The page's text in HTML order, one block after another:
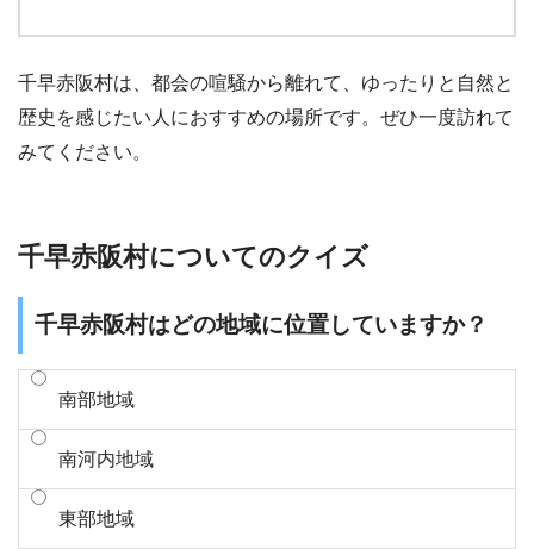
千早赤阪村は、都会の喧騒から離れて、ゆったりと自然と
歴史を感じたい人におすすめの場所です。ぜひ一度訪れて
みてください。
千早赤阪村についてのクイズ
千早赤阪村はどの地域に位置していますか？
南部地域
南河内地域
東部地域